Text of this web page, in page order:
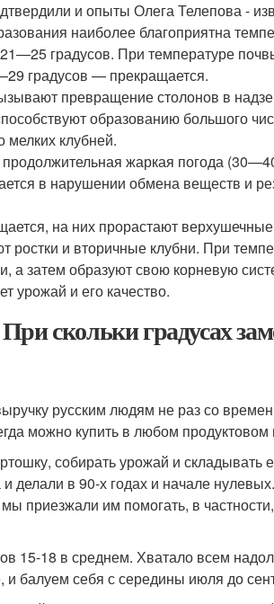
и опыты Олега Телепова -
наиболее благоприятна
градусов. При температуре
градусов — прекращается.
превращение столонов в
образованию большого
мелких клубней.
жаркая погода
в нарушении обмена веществ и
на них прорастают верхушечные
и вторичные клубни. При
а затем образуют свою корневую
урожай и его качество.
скольки градусах
русским людям не раз со
можно купить в любом продуктовом
собирать урожай и складывать
в 90-х годах и начале
приезжали им помогать, в
15-18 в среднем. Хватало всем
и балуем себя с середины июля до